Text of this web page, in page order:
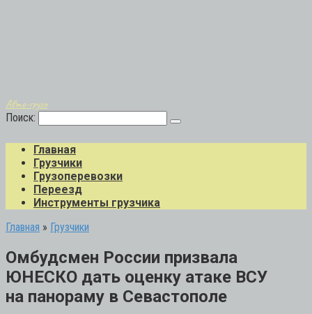
Авто-грузо
Поиск:
Главная
Грузчики
Грузоперевозки
Переезд
Инструменты грузчика
Главная » Грузчики
Омбудсмен России призвала
ЮНЕСКО дать оценку атаке ВСУ
на панораму в Севастополе